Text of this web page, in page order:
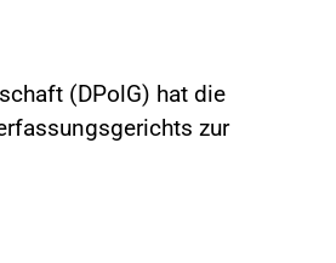
(DPolG) hat die
zur